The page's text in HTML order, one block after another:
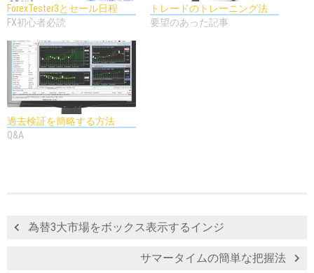
ForexTester3とセール日程
FX初心者必読
トレードのトレーニング法
要望のあった記事
過去検証を簡略する方法
Q&A
為替3大市場をボックス表示するインジ
サマータイムの簡単な把握法